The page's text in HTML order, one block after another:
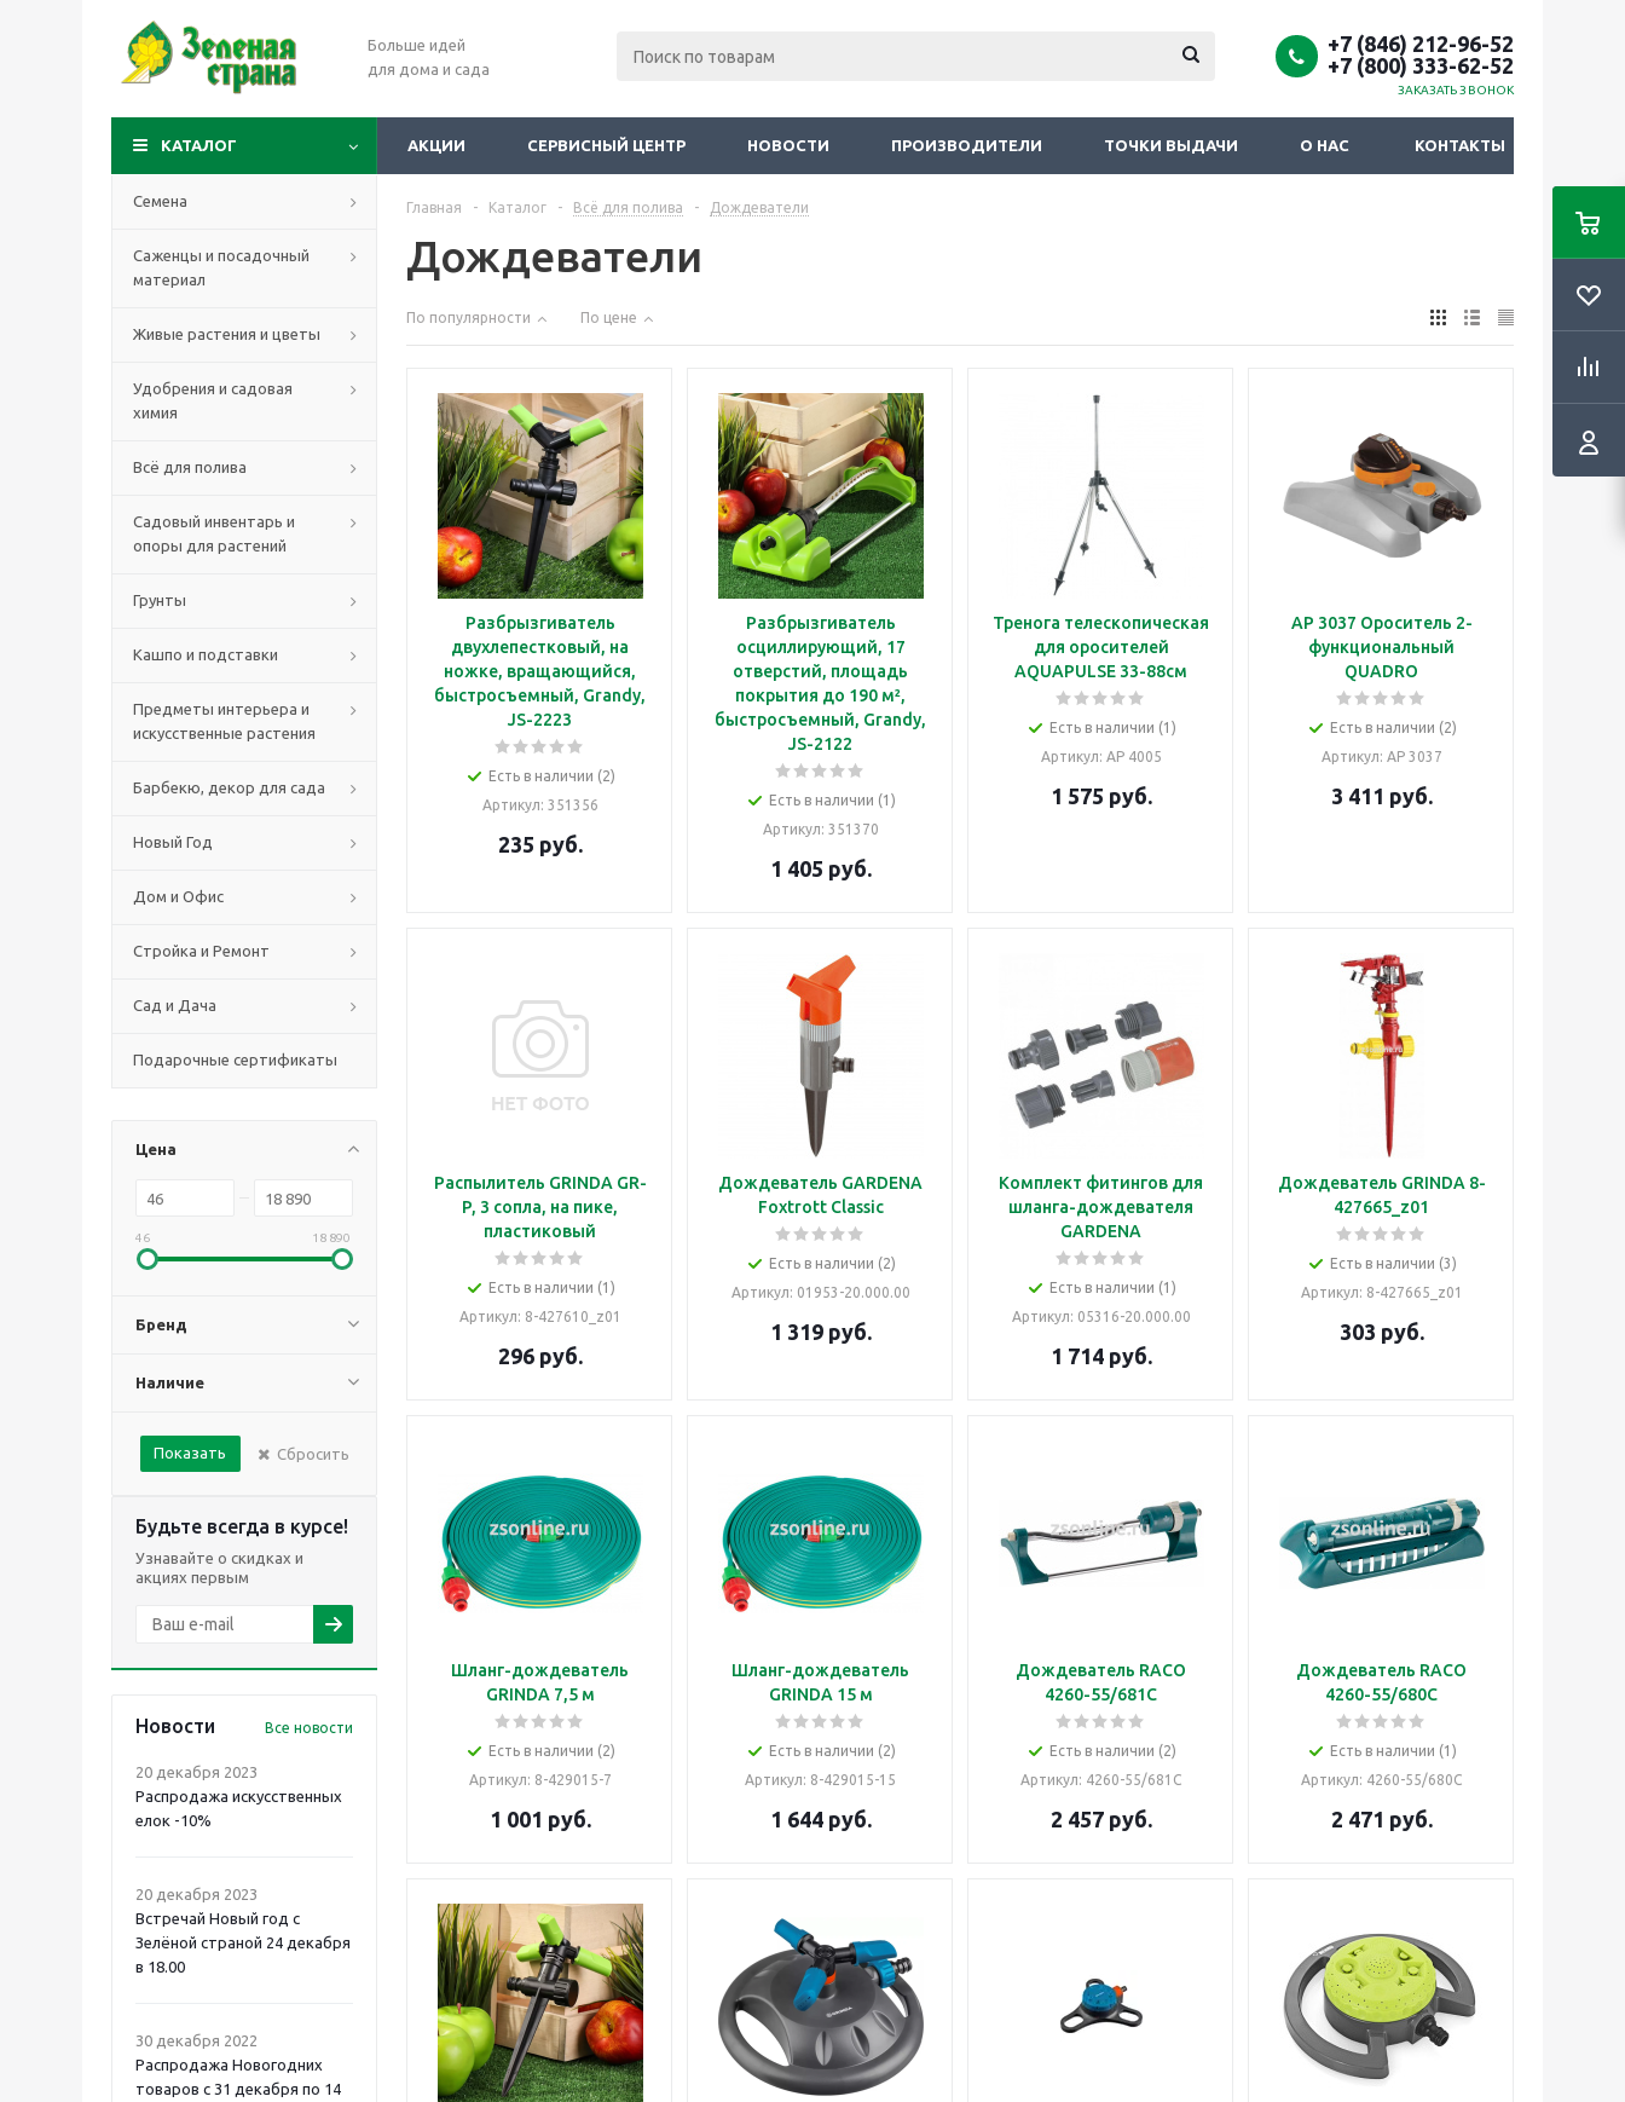
Больше идей
для дома и сада
+7 (846) 212-96-52
+7 (800) 333-62-52
ЗАКАЗАТЬ ЗВОНОК
КАТАЛОГ АКЦИИ СЕРВИСНЫЙ ЦЕНТР НОВОСТИ ПРОИЗВОДИТЕЛИ ТОЧКИ ВЫДАЧИ О НАС КОНТАКТЫ
Семена
Саженцы и посадочный
материал
Живые растения и цветы
Удобрения и садовая
химия
Всё для полива
Садовый инвентарь и
опоры для растений
Грунты
Кашпо и подставки
Предметы интерьера и
искусственные растения
Барбекю, декор для сада
Новый Год
Дом и Офис
Стройка и Ремонт
Сад и Дача
Подарочные сертификаты
Цена
46 18 890
Бренд
Наличие
Показать Сбросить
Будьте всегда в курсе!
Узнавайте о скидках и
акциях первым
Новости Все новости
20 декабря 2023
Распродажа искусственных
елок -10%
20 декабря 2023
Встречай Новый год с
Зелёной страной 24 декабря
в 18.00
30 декабря 2022
Распродажа Новогодних
товаров с 31 декабря по 14
Главная - Каталог - Всё для полива - Дождеватели
Дождеватели
По популярности По цене
Разбрызгиватель
двухлепестковый, на
ножке, вращающийся,
быстросъемный, Grandy,
JS-2223
Есть в наличии (2)
Артикул: 351356
235 руб.
Разбрызгиватель
осциллирующий, 17
отверстий, площадь
покрытия до 190 м²,
быстросъемный, Grandy,
JS-2122
Есть в наличии (1)
Артикул: 351370
1 405 руб.
Тренога телескопическая
для оросителей
AQUAPULSE 33-88см
Есть в наличии (1)
Артикул: AP 4005
1 575 руб.
AP 3037 Ороситель 2-
функциональный
QUADRO
Есть в наличии (2)
Артикул: AP 3037
3 411 руб.
Распылитель GRINDA GR-
P, 3 сопла, на пике,
пластиковый
Есть в наличии (1)
Артикул: 8-427610_z01
296руб.
Дождеватель GARDENA
Foxtrott Classic
Есть в наличии (2)
Артикул: 01953-20.000.00
1 319руб.
Комплект фитингов для
шланга-дождевателя
GARDENA
Есть в наличии (1)
Артикул: 05316-20.000.00
1 714руб.
Дождеватель GRINDA 8-
427665_z01
Есть в наличии (3)
Артикул: 8-427665_z01
303 руб.
Шланг-дождеватель
GRINDA 7,5 м
Есть в наличии (2)
Артикул: 8-429015-7
1 001 руб.
Шланг-дождеватель
GRINDA 15 м
Есть в наличии (2)
Артикул: 8-429015-15
1 644руб.
Дождеватель RACO
4260-55/681C
Есть в наличии (2)
Артикул: 4260-55/681C
2 457руб.
Дождеватель RACO
4260-55/680C
Есть в наличии (1)
Артикул: 4260-55/680C
2 471 руб.